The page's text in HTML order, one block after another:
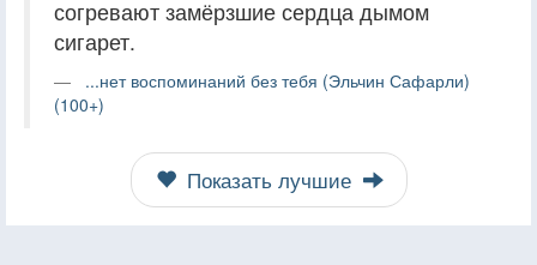
согревают замёрзшие сердца дымом
сигарет.
...нет воспоминаний без тебя (Эльчин Сафарли)
(100+)
Показать лучшие